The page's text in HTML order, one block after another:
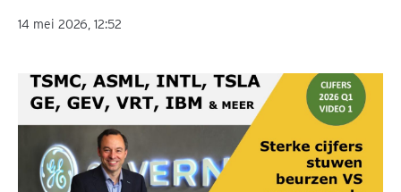
14 mei 2026, 12:52